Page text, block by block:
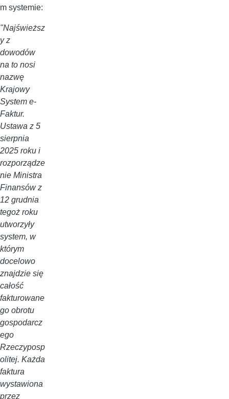
m systemie:
"Najświeższ
y z
dowodów
na to nosi
nazwę
Krajowy
System e-
Faktur.
Ustawa z 5
sierpnia
2025 roku i
rozporządze
nie Ministra
Finansów z
12 grudnia
tegoż roku
utworzyły
system, w
którym
docelowo
znajdzie się
całość
fakturowane
go obrotu
gospodarcz
ego
Rzeczyposp
olitej. Każda
faktura
wystawiona
przez